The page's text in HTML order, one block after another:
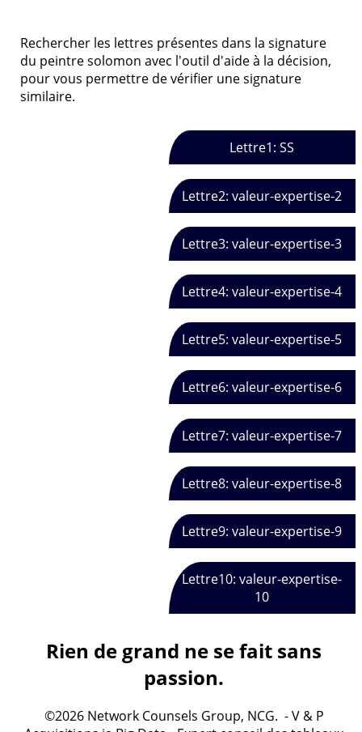
Rechercher les lettres présentes dans la signature
du peintre solomon avec l'outil d'aide à la décision,
pour vous permettre de vérifier une signature
similaire.
Lettre1: SS
Lettre2: valeur-expertise-2
Lettre3: valeur-expertise-3
Lettre4: valeur-expertise-4
Lettre5: valeur-expertise-5
Lettre6: valeur-expertise-6
Lettre7: valeur-expertise-7
Lettre8: valeur-expertise-8
Lettre9: valeur-expertise-9
Lettre10: valeur-expertise-
10
Rien de grand ne se fait sans
passion.
©2026 Network Counsels Group, NCG. - V & P